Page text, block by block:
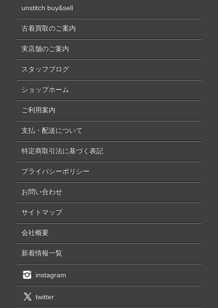
unstitch buy&sell
古着買取のご案内
実店舗のご案内
スタッフブログ
ショップホーム
ご利用案内
支払・配送について
特定商取引法に基づく表記
プライバシーポリシー
お問い合わせ
サイトマップ
会社概要
新着情報一覧
instagram
twitter